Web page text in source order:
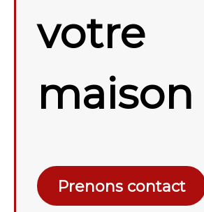
votre
maison
Prenons contact